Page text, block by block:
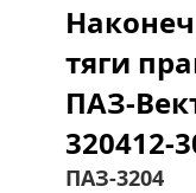
тяги
ПАЗ-
320412-
ПАЗ-3204